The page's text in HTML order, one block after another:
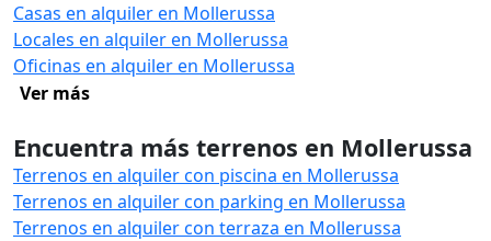
Casas en alquiler en Mollerussa
Locales en alquiler en Mollerussa
Oficinas en alquiler en Mollerussa
Ver más
Encuentra más terrenos en Mollerussa
Terrenos en alquiler con piscina en Mollerussa
Terrenos en alquiler con parking en Mollerussa
Terrenos en alquiler con terraza en Mollerussa